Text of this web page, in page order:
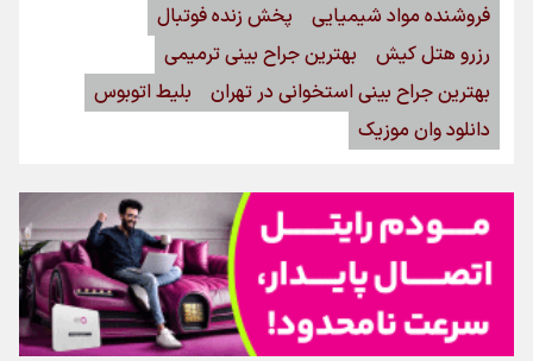
فروشنده مواد شیمیایی
پخش زنده فوتبال
رزرو هتل کیش
بهترین جراح بینی ترمیمی
بهترین جراح بینی استخوانی در تهران
بلیط اتوبوس
دانلود وان موزیک